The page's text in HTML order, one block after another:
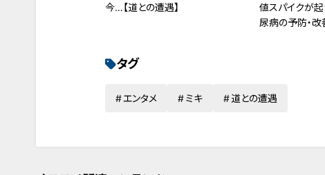
今…【道との遭遇】
値スパイクが起
尿病の予防・改
タグ
エンタメ ミキ 道との遭遇